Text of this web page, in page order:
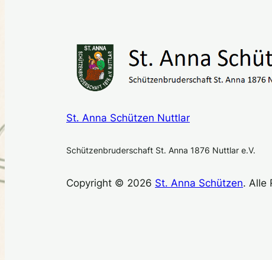
St. Anna Schützen Nuttlar
Schützenbruderschaft St. Anna 1876 Nuttlar e.V.
Copyright © 2026 St. Anna Schützen. Alle